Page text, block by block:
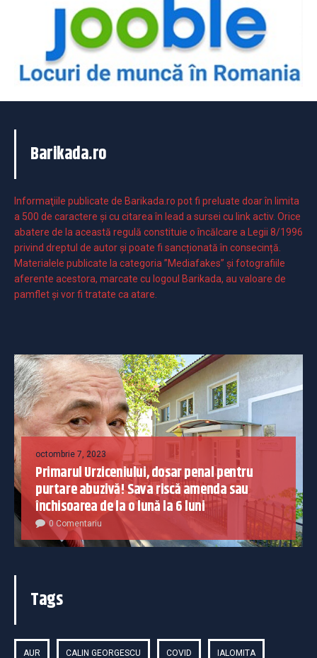
Barikada.ro
Informaţiile publicate de Barikada.ro pot fi preluate doar în limita
a 500 de caractere şi cu citarea în lead a sursei cu link activ. Orice
abatere de la această regulă constituie o încălcare a Legii 8/1996
privind dreptul de autor și poate fi sancționată în consecință.
Materialele publicate la categoria ”Mediafakes” și fotografiile
aferente acestora, marcate cu logoul Barikada, au valoare de
pamflet și vor fi tratate ca atare.
octombrie 7, 2023
Primarul Urziceniului, dosar penal pentru
purtare abuzivă! Sava riscă amenda sau
închisoarea de la o lună la 6 luni
0 Comentariu
Tags
AUR CALIN GEORGESCU COVID IALOMITA